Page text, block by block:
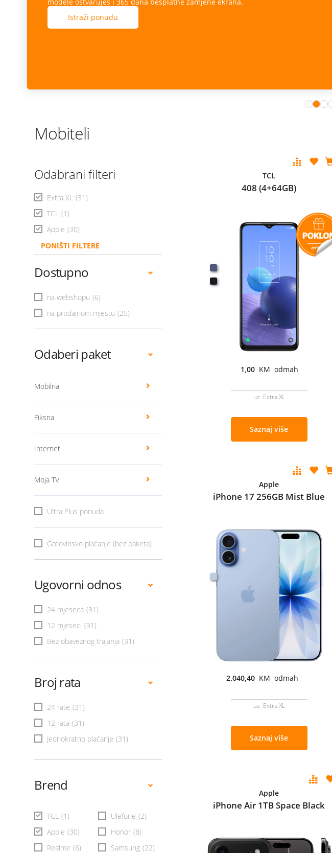
Istraži ponudu
Mobiteli
Odabrani filteri
Extra XL (31)
TCL (1)
Apple (30)
PONIŠTI FILTERE
Dostupno
na webshopu (6)
na prodajnom mjestu (25)
Odaberi paket
Mobilna
Fiksna
Internet
Moja TV
Ultra Plus ponuda
Gotovinsko plaćanje (bez paketa)
Ugovorni odnos
24 mjeseca (31)
12 mjeseci (31)
Bez obaveznog trajanja (31)
Broj rata
24 rate (31)
12 rata (31)
Jednokratno plaćanje (31)
Brend
TCL (1) Ulefone (2)
Apple (30) Honor (8)
Realme (6) Samsung (22)
TCL
408 (4+64GB)
1,00 KM odmah
uz Extra XL
Saznaj više
Apple
iPhone 17 256GB Mist Blue
2.040,40 KM odmah
uz Extra XL
Saznaj više
Apple
iPhone Air 1TB Space Black